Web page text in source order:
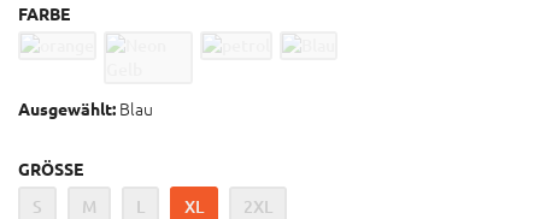
Leichtes und einfaches Design für erhöhten
Tragekomfort und optimales Gefühl am Lenker
Sitz
Handflächen aus synthetischem Leder mit doppelter
Verstärkung am Daumen
FARBE
Ausgewählt: Blau
GRÖSSE
S M L XL 2XL